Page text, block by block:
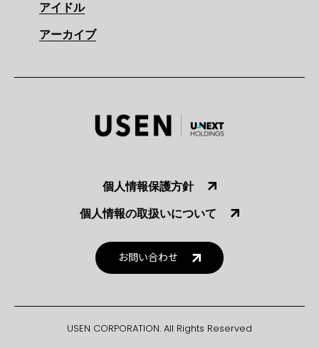
アイドル
アーカイブ
個人情報保護方針
個人情報の取扱いについて
お問い合わせ
USEN CORPORATION. All Rights Reserved